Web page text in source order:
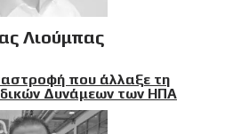
Λιούμπας
που άλλαξε τη
Δυνάμεων των ΗΠΑ